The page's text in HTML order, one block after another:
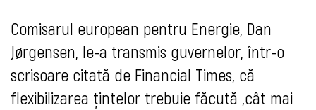
Comisarul european pentru Energie, Dan
Jørgensen, le-a transmis guvernelor, într-o
scrisoare citată de Financial Times, că
flexibilizarea țintelor trebuie făcută „cât mai